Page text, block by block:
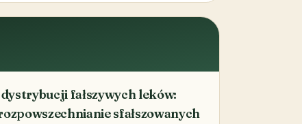
fałszywych leków:
sfałszowanych